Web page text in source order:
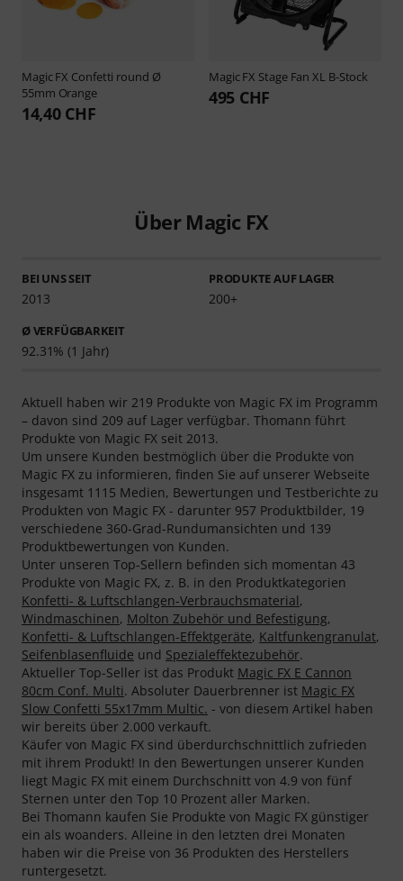
Magic FX Confetti round Ø
55mm Orange
14,40 CHF
Magic FX Stage Fan XL B-Stock
495 CHF
Über Magic FX
BEI UNS SEIT
2013
PRODUKTE AUF LAGER
200+
Ø VERFÜGBARKEIT
92.31% (1 Jahr)
Aktuell haben wir 219 Produkte von Magic FX im Programm
– davon sind 209 auf Lager verfügbar. Thomann führt
Produkte von Magic FX seit 2013.
Um unsere Kunden bestmöglich über die Produkte von
Magic FX zu informieren, finden Sie auf unserer Webseite
insgesamt 1115 Medien, Bewertungen und Testberichte zu
Produkten von Magic FX - darunter 957 Produktbilder, 19
verschiedene 360-Grad-Rundumansichten und 139
Produktbewertungen von Kunden.
Unter unseren Top-Sellern befinden sich momentan 43
Produkte von Magic FX, z. B. in den Produktkategorien
Konfetti- & Luftschlangen-Verbrauchsmaterial,
Windmaschinen, Molton Zubehör und Befestigung,
Konfetti- & Luftschlangen-Effektgeräte, Kaltfunkengranulat,
Seifenblasenfluide und Spezialeffektezubehör.
Aktueller Top-Seller ist das Produkt Magic FX E Cannon
80cm Conf. Multi. Absoluter Dauerbrenner ist Magic FX
Slow Confetti 55x17mm Multic. - von diesem Artikel haben
wir bereits über 2.000 verkauft.
Käufer von Magic FX sind überdurchschnittlich zufrieden
mit ihrem Produkt! In den Bewertungen unserer Kunden
liegt Magic FX mit einem Durchschnitt von 4.9 von fünf
Sternen unter den Top 10 Prozent aller Marken.
Bei Thomann kaufen Sie Produkte von Magic FX günstiger
ein als woanders. Alleine in den letzten drei Monaten
haben wir die Preise von 36 Produkten des Herstellers
runtergesetzt.